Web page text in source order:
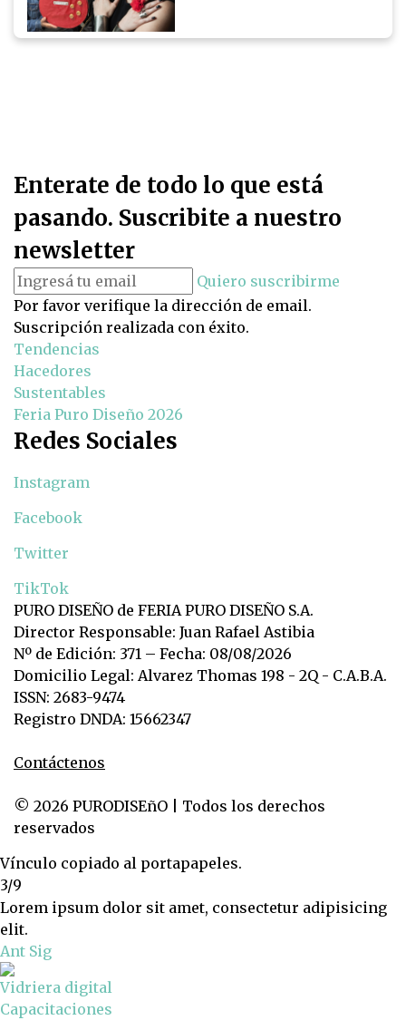
Enterate de todo lo que está
pasando. Suscribite a nuestro
newsletter
Quiero suscribirme
Por favor verifique la dirección de email.
Suscripción realizada con éxito.
Tendencias
Hacedores
Sustentables
Feria Puro Diseño 2026
Redes Sociales
Instagram
Facebook
Twitter
TikTok
PURO DISEÑO de FERIA PURO DISEÑO S.A.
Director Responsable: Juan Rafael Astibia
Nº de Edición: 371 – Fecha: 08/08/2026
Domicilio Legal: Alvarez Thomas 198 - 2Q - C.A.B.A.
ISSN: 2683-9474
Registro DNDA: 15662347
Contáctenos
© 2026 PURODISEñO | Todos los derechos
reservados
Vínculo copiado al portapapeles.
3/9
Lorem ipsum dolor sit amet, consectetur adipisicing
elit.
Ant Sig
Vidriera digital
Capacitaciones